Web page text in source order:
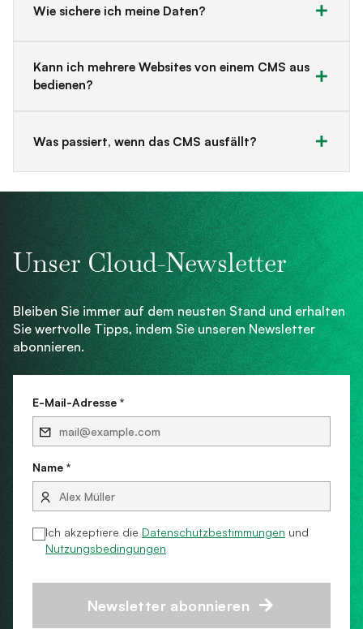
Wie sichere ich meine Daten?
Kann ich mehrere Websites von einem CMS aus
bedienen?
Was passiert, wenn das CMS ausfällt?
Unser Cloud-Newsletter
Bleiben Sie immer auf dem neusten Stand und erhalten
Sie wertvolle Tipps, indem Sie unseren Newsletter
abonnieren.
E-Mail-Adresse *
Name *
Ich akzeptiere die Datenschutzbestimmungen und
Nutzungsbedingungen
Newsletter abonnieren